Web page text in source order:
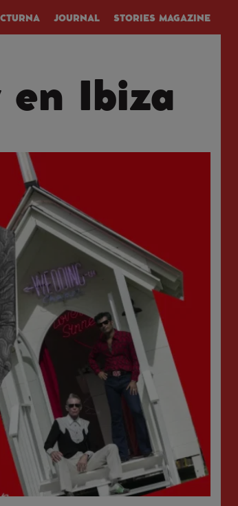
JOURNAL STORIES MAGAZINE
Ibiza